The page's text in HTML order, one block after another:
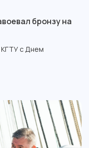
бронзу на
КГТУ с Днем